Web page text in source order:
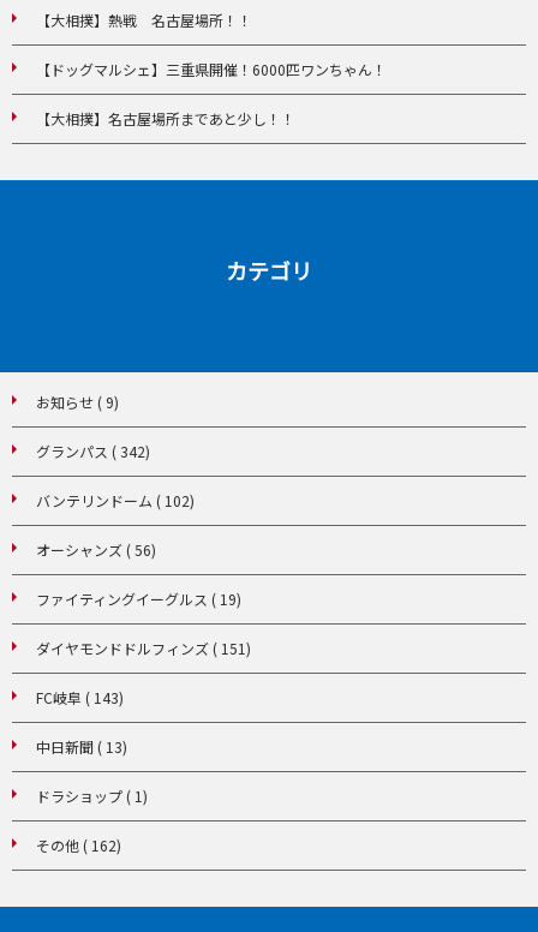
【大相撲】熱戦 名古屋場所！！
【ドッグマルシェ】三重県開催！6000匹ワンちゃん！
【大相撲】名古屋場所まであと少し！！
カテゴリ
お知らせ ( 9)
グランパス ( 342)
バンテリンドーム ( 102)
オーシャンズ ( 56)
ファイティングイーグルス ( 19)
ダイヤモンドドルフィンズ ( 151)
FC岐阜 ( 143)
中日新聞 ( 13)
ドラショップ ( 1)
その他 ( 162)